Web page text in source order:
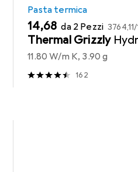
Pasta termica
EUR
14,68 da 2 Pezzi EUR
3764,11/
Thermal Grizzly
11.80 W/m K, 3.90 g
162